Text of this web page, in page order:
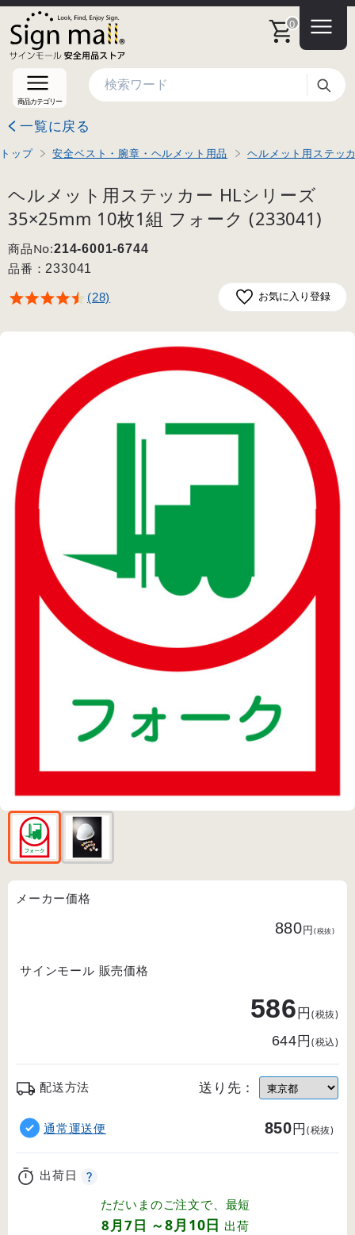
0
商品カテゴリー
検索
一覧に戻る
トップ 安全ベスト・腕章・ヘルメット用品 ヘルメット用ステッ
ヘルメット用ステッカー HLシリーズ
35×25mm 10枚1組 フォーク (233041)
商品No:214-6001-6744
品番：233041
(28) お気に入り登録
メーカー価格
880円(税抜)
サインモール 販売価格
586円(税抜)
644円(税込)
配送方法 送り先：
通常運送便 850円(税抜)
出荷日
ただいまのご注文で、最短
8月7日 ～8月10日 出荷